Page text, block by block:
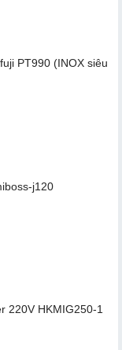
PT990 (INOX siêu
j120
220V HKMIG250-1